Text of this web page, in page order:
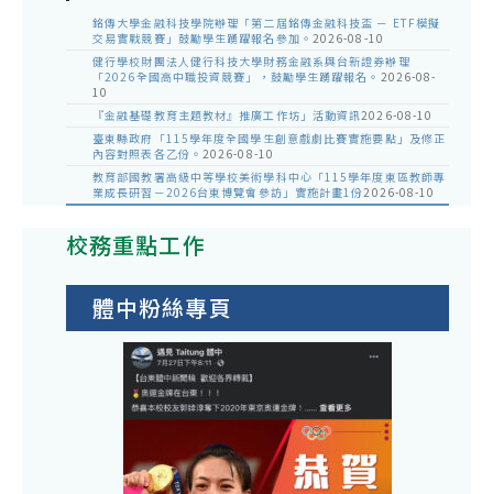
銘傳大學金融科技學院辦理「第二屆銘傳金融科技盃 － ETF模擬
交易實戰競賽」鼓勵學生踴躍報名參加。 2026-08-10
健行學校財團法人健行科技大學財務金融系與台新證券辦理
「2026全國高中職投資競賽」，鼓勵學生踴躍報名。 2026-08-
10
『金融基礎教育主題教材』推廣工作坊」活動資訊2026-08-10
臺東縣政府「115學年度全國學生創意戲劇比賽實施要點」及修正
內容對照表各乙份。 2026-08-10
教育部國教署高級中等學校美術學科中心「115學年度東區教師專
業成長研習－2026台東博覽會參訪」實施計畫1份2026-08-10
校務重點工作
體中粉絲專頁